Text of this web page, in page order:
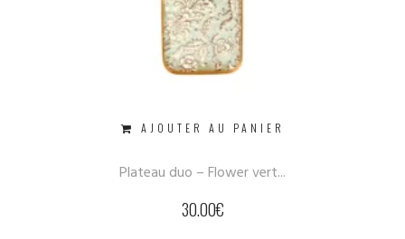
AJOUTER AU PANIER
Plateau duo – Flower vert...
30.00€